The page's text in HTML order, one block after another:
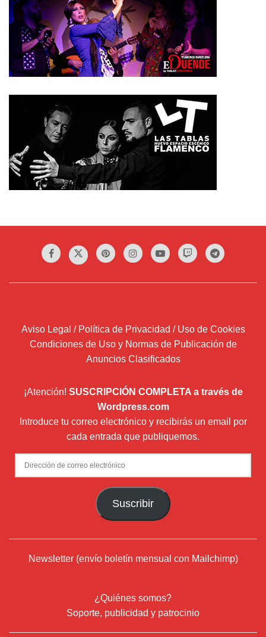
Aviso Legal / Política de Privacidad / Uso de Cookies
Condiciones de Uso y Normas de Publicación de
Anuncios Clasificados
¡Atención! SUSCRIPCIÓN COMPLETA a través de
Wordpress.com
Introduce tu correo electrónico y recibirás un email por
cada entrada que publiquemos.
Dirección
de
Suscribir
Newsletter (envío boletín mensual con Mailchimp)
¿Quiénes somos?
Soporte, publicidad y patrocinio